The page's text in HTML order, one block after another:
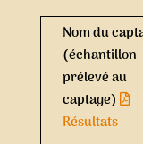
Nom du
(échantillon
prélevé au
captage)
Résultats